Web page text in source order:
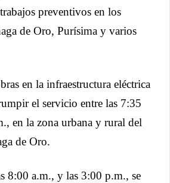
preventivos en los
de Oro, Purísima y varios
en la infraestructura eléctrica
el servicio entre las 7:35
en la zona urbana y rural del
de Oro.
8:00 a.m., y las 3:00 p.m., se